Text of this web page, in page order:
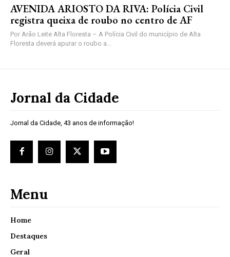
AVENIDA ARIOSTO DA RIVA: Polícia Civil
registra queixa de roubo no centro de AF
Por Arão Leite Alta Floresta – A Polícia Civil do município de Alta
Floresta deverá apurar o roubo a...
Jornal da Cidade
Jornal da Cidade, 43 anos de informação!
Menu
Home
Destaques
Geral